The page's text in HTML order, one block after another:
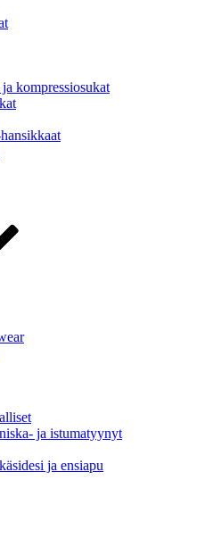
kompressiosukat
ja istumatyynyt
ja ensiapu